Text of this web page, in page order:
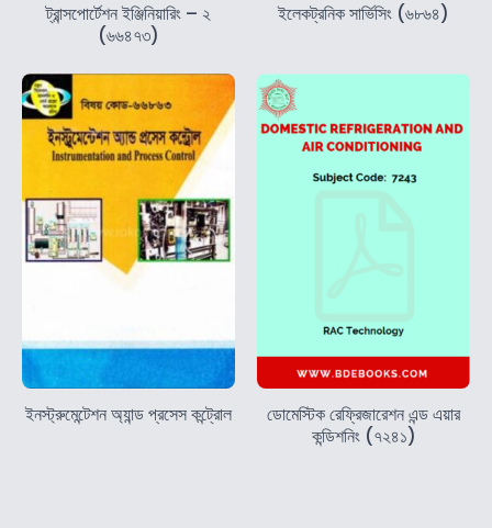
ট্রান্সপোর্টেশন ইঞ্জিনিয়ারিং – ২
(৬৬৪৭৩)
ইলেকট্রনিক সার্ভিসিং (৬৮৬৪)
ইনস্ট্রুমেন্টেশন অ্যান্ড প্রসেস কন্ট্রোল
ডোমেস্টিক রেফ্রিজারেশন এন্ড এয়ার
কন্ডিশনিং (৭২৪১)